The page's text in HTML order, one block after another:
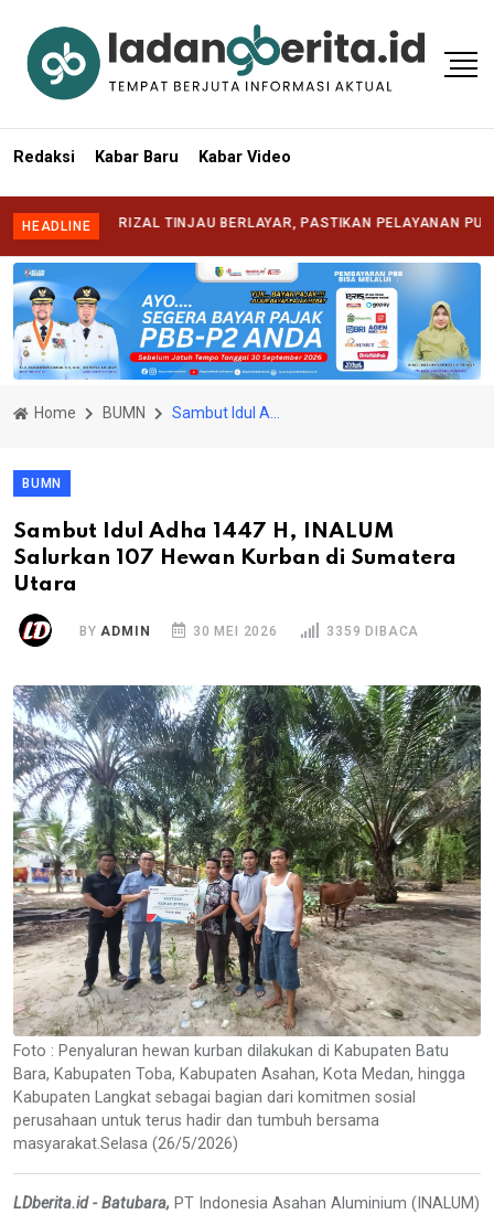
Redaksi Kabar Baru Kabar Video
HEADLINE
SYAFRIZAL TINJAU BERLAYAR, PASTIKAN PELAYANAN PUBLIK
Home BUMN
BUMN
Sambut Idul Adha 1447 H, INALUM
Salurkan 107 Hewan Kurban di Sumatera
Utara
BY ADMIN 30 MEI 2026 3359 DIBACA
Foto : Penyaluran hewan kurban dilakukan di Kabupaten Batu
Bara, Kabupaten Toba, Kabupaten Asahan, Kota Medan, hingga
Kabupaten Langkat sebagai bagian dari komitmen sosial
perusahaan untuk terus hadir dan tumbuh bersama
masyarakat.Selasa (26/5/2026)
LDberita.id - Batubara, PT Indonesia Asahan Aluminium (INALUM)